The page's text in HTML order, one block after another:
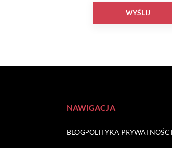
NAWIGACJA
BLOGPOLITYKA PRYWATNOŚCI